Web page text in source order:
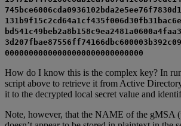
00000000000000000000000000000
How do I know this is the complex key? In
script above to retrieve it from Active
it to the decrypted local secret value and
Note, however, that the NAME of the gMSA